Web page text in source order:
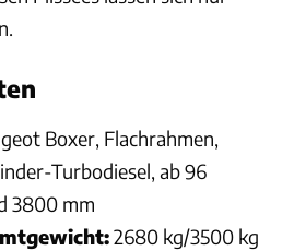
Boxer, Flachrahmen,
Turbodiesel, ab 96
3800 mm
2680 kg/3500 kg